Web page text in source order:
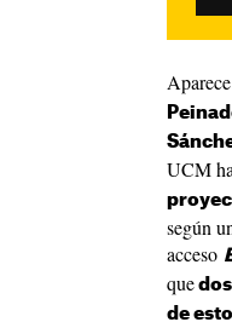
UCM
según
acceso
que
de